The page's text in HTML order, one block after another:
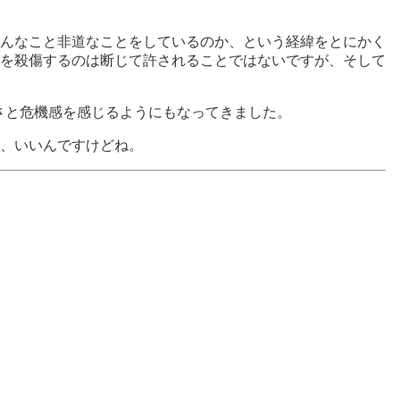
こと非道なことをしているのか、という経緯をとにかく
殺傷するのは断じて許されることではないですが、そして
危機感を感じるようにもなってきました。
いいんですけどね。